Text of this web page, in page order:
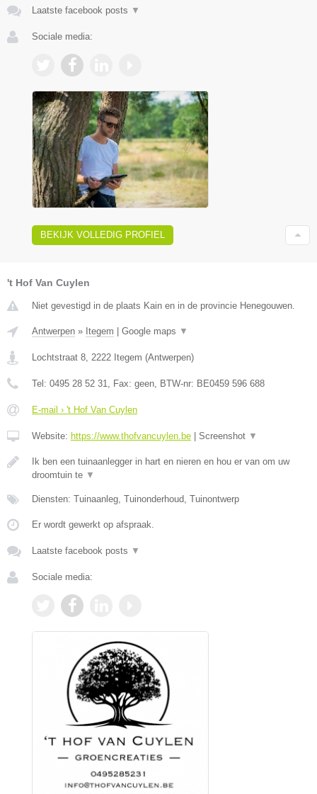
Laatste facebook posts ▼
Sociale media:
BEKIJK VOLLEDIG PROFIEL
't Hof Van Cuylen
Niet gevestigd in de plaats Kain en in de provincie Henegouwen.
Antwerpen » Itegem Google maps ▼
Lochtstraat 8, 2222 Itegem (Antwerpen)
Tel: 0495 28 52 31, Fax: geen, BTW-nr: BE0459 596 688
E-mail › 't Hof Van Cuylen
Website: https://www.thofvancuylen.be Screenshot ▼
Ik ben een tuinaanlegger in hart en nieren en hou er van om uw
droomtuin te ▼
Diensten: Tuinaanleg, Tuinonderhoud, Tuinontwerp
Er wordt gewerkt op afspraak.
Laatste facebook posts ▼
Sociale media: